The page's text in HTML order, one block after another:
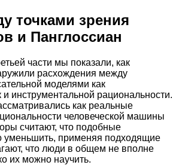
точками зрения
и Панглоссиан
части мы показали, как
расхождения между
моделями как
и инструментальной рациональности.
как реальные
человеческой машины
считают, что подобные
уменьшить, применяя подходящие
что люди в общем не вполне
их можно научить.